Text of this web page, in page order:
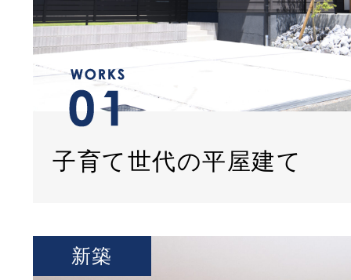
子育て世代の平屋建て
新築